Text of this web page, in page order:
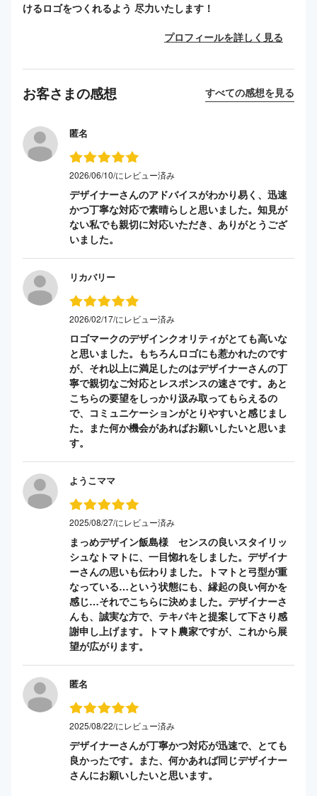
けるロゴをつくれるよう 尽力いたします！
プロフィールを詳しく見る
お客さまの感想 すべての感想を見る
匿名
2026/06/10/にレビュー済み
デザイナーさんのアドバイスがわかり易く、迅速
かつ丁寧な対応で素晴らしと思いました。知見が
ない私でも親切に対応いただき、ありがとうござ
いました。
リカバリー
2026/02/17/にレビュー済み
ロゴマークのデザインクオリティがとても高いな
と思いました。もちろんロゴにも惹かれたのです
が、それ以上に満足したのはデザイナーさんの丁
寧で親切なご対応とレスポンスの速さです。あと
こちらの要望をしっかり汲み取ってもらえるの
で、コミュニケーションがとりやすいと感じまし
た。また何か機会があればお願いしたいと思いま
す。
ようこママ
2025/08/27/にレビュー済み
まっめデザイン飯島様 センスの良いスタイリッ
シュなトマトに、一目惚れをしました。デザイナ
ーさんの思いも伝わりました。トマトと弓型が重
なっている…という状態にも、縁起の良い何かを
感じ…それでこちらに決めました。デザイナーさ
んも、誠実な方で、テキパキと提案して下さり感
謝申し上げます。トマト農家ですが、これから展
望が広がります。
匿名
2025/08/22/にレビュー済み
デザイナーさんが丁寧かつ対応が迅速で、とても
良かったです。また、何かあれば同じデザイナー
さんにお願いしたいと思います。